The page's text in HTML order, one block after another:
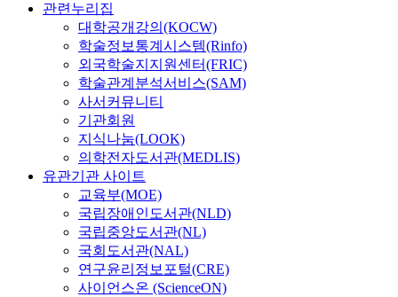
관련누리집
대학공개강의(KOCW)
학술정보통계시스템(Rinfo)
외국학술지지원센터(FRIC)
학술관계분석서비스(SAM)
사서커뮤니티
기관회원
지식나눔(LOOK)
의학전자도서관(MEDLIS)
유관기관 사이트
교육부(MOE)
국립장애인도서관(NLD)
국립중앙도서관(NL)
국회도서관(NAL)
연구윤리정보포털(CRE)
사이언스온 (ScienceON)